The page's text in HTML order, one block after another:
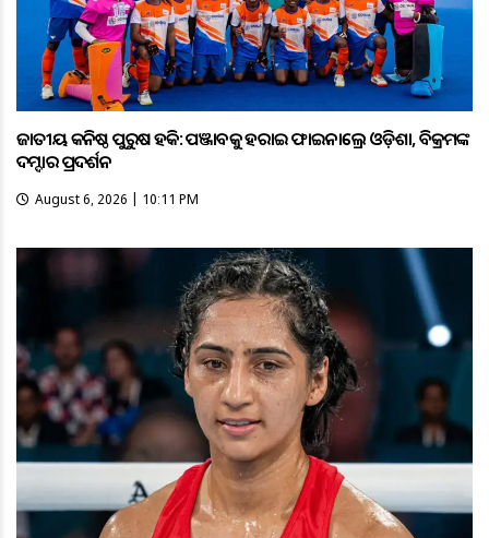
ଜାତୀୟ କନିଷ୍ଠ ପୁରୁଷ ହକି: ପଞ୍ଜାବକୁ ହରାଇ ଫାଇନାଲ୍ରେ ଓଡ଼ିଶା, ବିକ୍ରମଙ୍କ
ଦମ୍ଦାର ପ୍ରଦର୍ଶନ
August 6, 2026 | 10:11 PM